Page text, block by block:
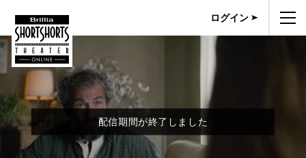
ログイン
配信期間が終了しました